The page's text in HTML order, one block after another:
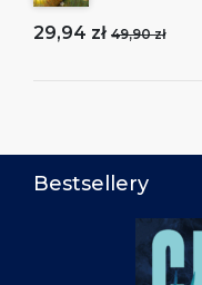
29,94 zł 49,90 zł
Bestsellery